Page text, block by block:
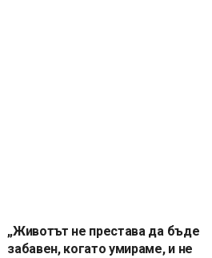
„Животът не престава да бъде
забавен, когато умираме, и не